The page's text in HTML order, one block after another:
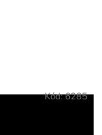
Kód:6285